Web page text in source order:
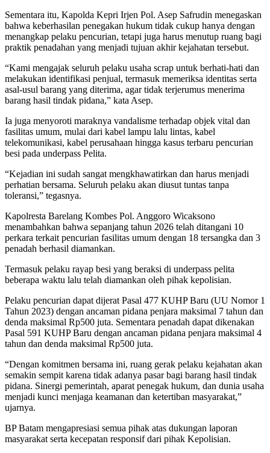
Sementara itu, Kapolda Kepri Irjen Pol. Asep Safrudin menegaskan
bahwa keberhasilan penegakan hukum tidak cukup hanya dengan
menangkap pelaku pencurian, tetapi juga harus menutup ruang bagi
praktik penadahan yang menjadi tujuan akhir kejahatan tersebut.
“Kami mengajak seluruh pelaku usaha scrap untuk berhati-hati dan
melakukan identifikasi penjual, termasuk memeriksa identitas serta
asal-usul barang yang diterima, agar tidak terjerumus menerima
barang hasil tindak pidana,” kata Asep.
Ia juga menyoroti maraknya vandalisme terhadap objek vital dan
fasilitas umum, mulai dari kabel lampu lalu lintas, kabel
telekomunikasi, kabel perusahaan hingga kasus terbaru pencurian
besi pada underpass Pelita.
“Kejadian ini sudah sangat mengkhawatirkan dan harus menjadi
perhatian bersama. Seluruh pelaku akan diusut tuntas tanpa
toleransi,” tegasnya.
Kapolresta Barelang Kombes Pol. Anggoro Wicaksono
menambahkan bahwa sepanjang tahun 2026 telah ditangani 10
perkara terkait pencurian fasilitas umum dengan 18 tersangka dan 3
penadah berhasil diamankan.
Termasuk pelaku rayap besi yang beraksi di underpass pelita
beberapa waktu lalu telah diamankan oleh pihak kepolisian.
Pelaku pencurian dapat dijerat Pasal 477 KUHP Baru (UU Nomor 1
Tahun 2023) dengan ancaman pidana penjara maksimal 7 tahun dan
denda maksimal Rp500 juta. Sementara penadah dapat dikenakan
Pasal 591 KUHP Baru dengan ancaman pidana penjara maksimal 4
tahun dan denda maksimal Rp500 juta.
“Dengan komitmen bersama ini, ruang gerak pelaku kejahatan akan
semakin sempit karena tidak adanya pasar bagi barang hasil tindak
pidana. Sinergi pemerintah, aparat penegak hukum, dan dunia usaha
menjadi kunci menjaga keamanan dan ketertiban masyarakat,”
ujarnya.
BP Batam mengapresiasi semua pihak atas dukungan laporan
masyarakat serta kecepatan responsif dari pihak Kepolisian.